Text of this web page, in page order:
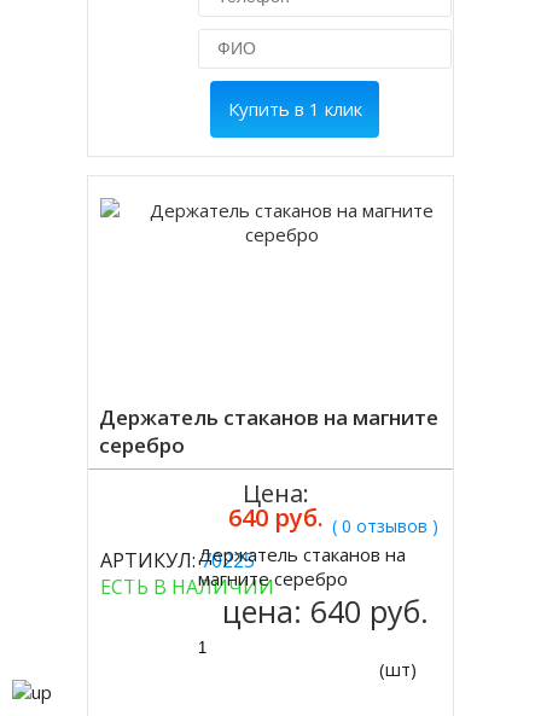
Купить в 1 клик
Держатель стаканов на магните
серебро
( 0 отзывов )
АРТИКУЛ:70225
ЕСТЬ В НАЛИЧИИ
Цена:
640 руб.
Купить
Держатель стаканов на
магните серебро
цена: 640 руб.
(шт)